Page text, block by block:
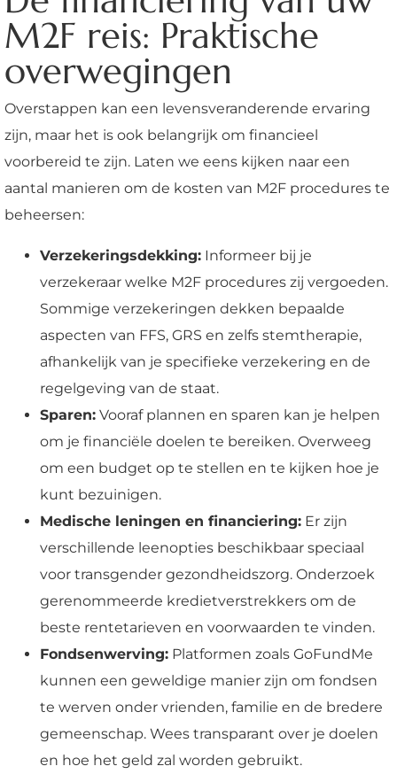
M2F reis: Praktische
overwegingen
Overstappen kan een levensveranderende ervaring
zijn, maar het is ook belangrijk om financieel
voorbereid te zijn. Laten we eens kijken naar een
aantal manieren om de kosten van M2F procedures te
beheersen:
Verzekeringsdekking: Informeer bij je
verzekeraar welke M2F procedures zij vergoeden.
Sommige verzekeringen dekken bepaalde
aspecten van FFS, GRS en zelfs stemtherapie,
afhankelijk van je specifieke verzekering en de
regelgeving van de staat.
Sparen: Vooraf plannen en sparen kan je helpen
om je financiële doelen te bereiken. Overweeg
om een budget op te stellen en te kijken hoe je
kunt bezuinigen.
Medische leningen en financiering: Er zijn
verschillende leenopties beschikbaar speciaal
voor transgender gezondheidszorg. Onderzoek
gerenommeerde kredietverstrekkers om de
beste rentetarieven en voorwaarden te vinden.
Fondsenwerving: Platformen zoals GoFundMe
kunnen een geweldige manier zijn om fondsen
te werven onder vrienden, familie en de bredere
gemeenschap. Wees transparant over je doelen
en hoe het geld zal worden gebruikt.